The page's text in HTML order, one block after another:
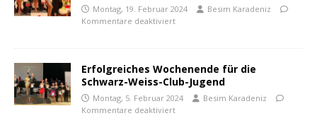
Montag, 19. Februar 2024
Besim Karadeniz
Kommentare deaktiviert
Erfolgreiches Wochenende für die
Schwarz-Weiss-Club-Jugend
Montag, 5. Februar 2024
Besim Karadeniz
Kommentare deaktiviert